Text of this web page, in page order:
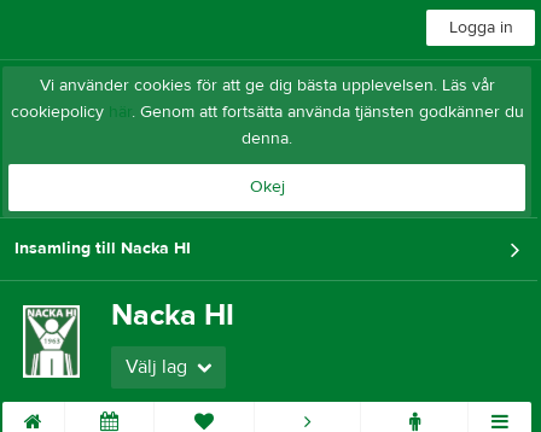
Logga in
Vi använder cookies för att ge dig bästa upplevelsen. Läs vår
cookiepolicy här. Genom att fortsätta använda tjänsten godkänner du
denna.
Okej
Insamling till Nacka HI
Nacka HI
Välj lag